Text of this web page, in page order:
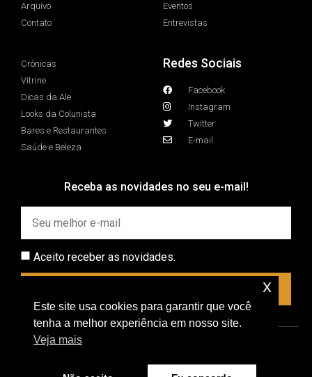
Arquivo
Contato
Eventos
Entrevistas
Crônicas
Vitrine
Dicas da Ale
Looks da Colunista
Bares e Restaurantes
Saúde e Beleza
Redes Sociais
Facebook
Instagram
Twitter
E-mail
Receba as novidades no seu e-mail!
Aceito receber as novidades.
Este site usa cookies para garantir que você
tenha a melhor experiência em nosso site.
Veja mais
x